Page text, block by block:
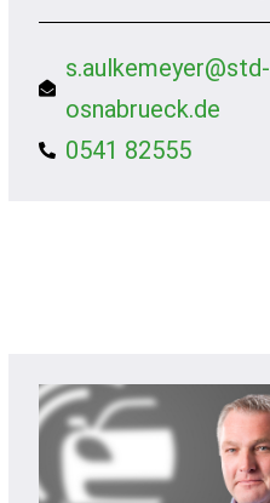
s.aulkemeyer@std-
osnabrueck.de
0541 82555